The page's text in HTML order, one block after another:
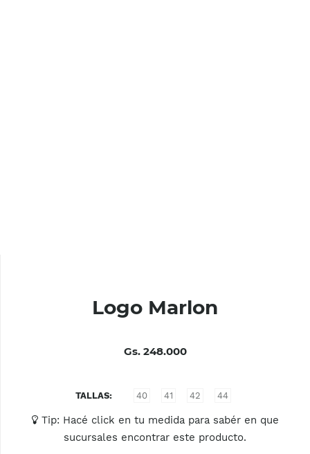
Logo Marlon
Gs. 248.000
TALLAS 40 41 42 44
Tip: Hacé click en tu medida para sabér en que
sucursales encontrar este producto.